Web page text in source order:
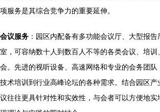
项服务是其综合竞争力的重要延伸。
会议服务 ：园区内配备有多功能会议厅、大型报
室，可容纳数十人到数百人不等的各类会议、培
会。先进的视听设备、高速网络和专业的会务团
技术培训到行业高峰论坛的各种需求。结合园区
议往往更具针对性和实效性，与会者可以方便地